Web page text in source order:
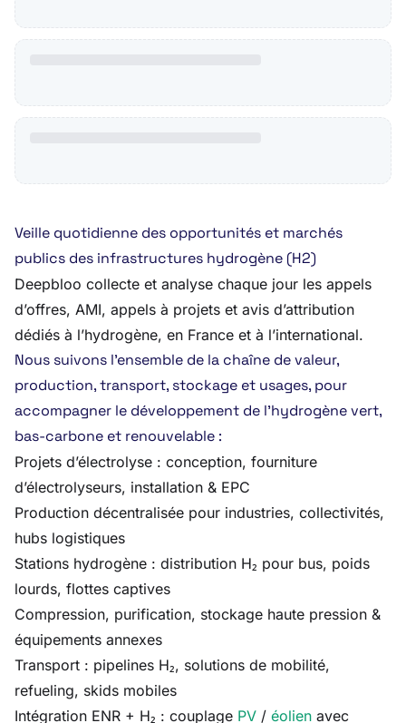
Veille quotidienne des opportunités et marchés
publics des infrastructures hydrogène (H2)
Deepbloo collecte et analyse chaque jour les appels
d’offres, AMI, appels à projets et avis d’attribution
dédiés à l’hydrogène, en France et à l’international.
Nous suivons l’ensemble de la chaîne de valeur,
production, transport, stockage et usages, pour
accompagner le développement de l’hydrogène vert,
bas-carbone et renouvelable :
Projets d’électrolyse : conception, fourniture
d’électrolyseurs, installation & EPC
Production décentralisée pour industries, collectivités,
hubs logistiques
Stations hydrogène : distribution H₂ pour bus, poids
lourds, flottes captives
Compression, purification, stockage haute pression &
équipements annexes
Transport : pipelines H₂, solutions de mobilité,
refueling, skids mobiles
Intégration ENR + H₂ : couplage PV / éolien avec